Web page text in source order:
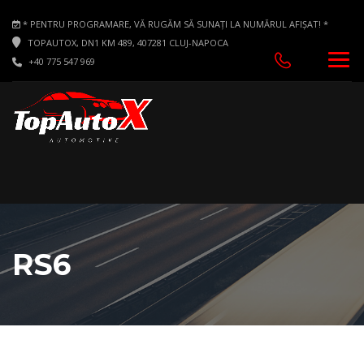
* PENTRU PROGRAMARE, VĂ RUGĂM SĂ SUNAȚI LA NUMĂRUL AFIȘAT! *
TOPAUTOX, DN1 KM 489, 407281 CLUJ-NAPOCA
+40 775 547 969
RS6